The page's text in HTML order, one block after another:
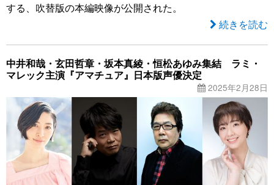
する、吹替版の本編映像が公開された。
続きを読む
中井和哉・玄田哲章・坂本真綾・恒松あゆみ集結 ラミ・
マレック主演『アマチュア』日本版声優決定
2025年2月28日